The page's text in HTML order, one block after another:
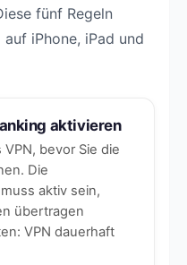
fünf Regeln
iPhone, iPad und
aktivieren
bevor Sie die
Die
aktiv sein,
übertragen
VPN dauerhaft